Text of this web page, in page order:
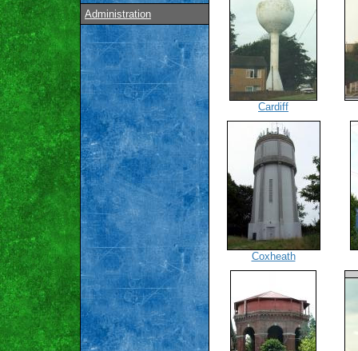
Administration
Cardiff
Coxheath